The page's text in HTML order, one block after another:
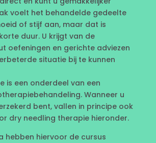
voelt het behandelde gedeelte
of stijf aan, maar dat is
duur. U krijgt van de
oefeningen en gerichte adviezen
situatie bij te kunnen
is een onderdeel van een
Wanneer u
bent, vallen in principe ook
dry needling therapie hieronder.
hebben hiervoor de cursus